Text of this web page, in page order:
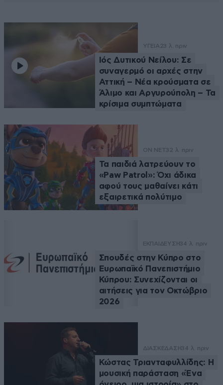
ΥΓΕΙΑ 23 λ. πριν
Ιός Δυτικού Νείλου: Σε
συναγερμό οι αρχές στην
Αττική – Νέα κρούσματα σε
Άλιμο και Αργυρούπολη – Τα
κρίσιμα συμπτώματα
ON NET32 λ. πριν
Τα παιδιά λατρεύουν το
«Paw Patrol»: Όχι άδικα
αφού τους μαθαίνει κάτι
εξαιρετικά πολύτιμο
ΕΚΠΑΙΔΕΥΣΗ34 λ. πριν
Σπουδές στην Κύπρο στο
Ευρωπαϊκό Πανεπιστήμιο
Κύπρου: Συνεχίζονται οι
αιτήσεις για τον Οκτώβριο
2026
ΔΙΑΣΚΕΔΑΣΗ34 λ. πριν
Κώστας Τριανταφυλλίδης: Η
μουσική παράσταση «Ένα